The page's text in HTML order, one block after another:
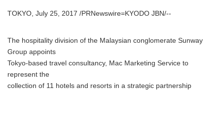
TOKYO, July 25, 2017 /PRNewswire=KYODO JBN/--
The hospitality division of the Malaysian conglomerate Sunway
Group appoints
Tokyo-based travel consultancy, Mac Marketing Service to
represent the
collection of 11 hotels and resorts in a strategic partnership